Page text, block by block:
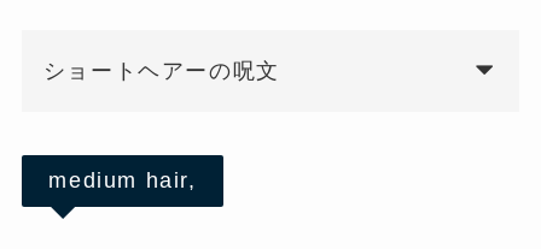
ショートヘアーの呪文
medium hair,